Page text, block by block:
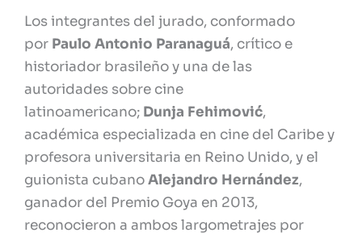
Los integrantes del jurado, conformado
por Paulo Antonio Paranaguá, crítico e
historiador brasileño y una de las
autoridades sobre cine
latinoamericano; Dunja Fehimović,
académica especializada en cine del Caribe y
profesora universitaria en Reino Unido, y el
guionista cubanoAlejandro Hernández,
ganador del Premio Goya en 2013,
reconocieron a ambos largometrajes por